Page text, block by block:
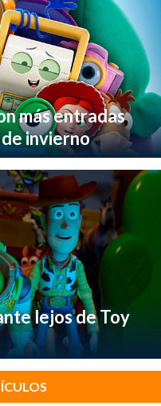
más entradas
invierno
lejos de Toy